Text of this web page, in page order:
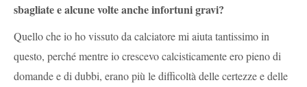
sbagliate e alcune volte anche infortuni gravi?
Quello che io ho vissuto da calciatore mi aiuta tantissimo in
questo, perché mentre io crescevo calcisticamente ero pieno di
domande e di dubbi, erano più le difficoltà delle certezze e delle